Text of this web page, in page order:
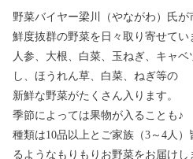
野菜バイヤー梁川（やながわ）氏が
鮮度抜群の野菜を日々取り寄せてい
人参、大根、白菜、玉ねぎ、キャ
し、ほうれん草、白菜、ねぎ等の
新鮮な野菜がたくさん入ります。
季節によっては果物が入ることも♪
種類は10品以上とご家族（3～4人
るようなもりもりお野菜をお届けし